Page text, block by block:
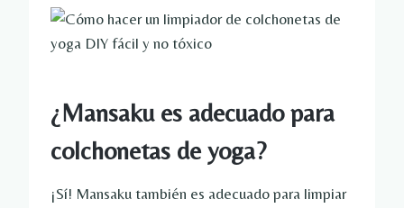
¿Mansaku es adecuado para
colchonetas de yoga?
¡Sí! Mansaku también es adecuado para limpiar